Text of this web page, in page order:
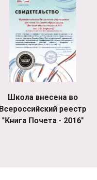
Школа внесена во
Всероссийский реестр
"Книга Почета - 2016"